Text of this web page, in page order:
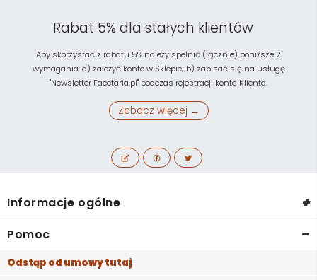
Rabat 5% dla stałych klientów
Aby skorzystać z rabatu 5% należy spełnić (łącznie) poniższe 2
wymagania: a) założyć konto w Sklepie; b) zapisać się na usługę
"Newsletter Facetaria.pl" podczas rejestracji konta Klienta.
Zobacz więcej →
Informacje ogólne +
Pomoc -
Odstąp od umowy tutaj